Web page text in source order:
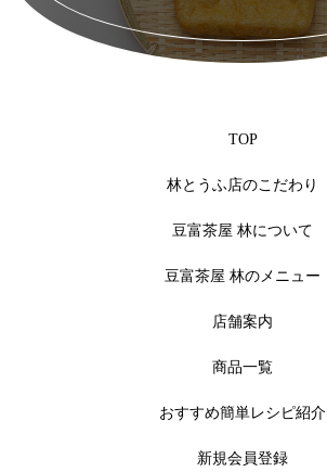
TOP
林とうふ店のこだわり
豆富茶屋 林について
豆富茶屋 林のメニュー
店舗案内
商品一覧
おすすめ簡単レシピ紹介
新規会員登録